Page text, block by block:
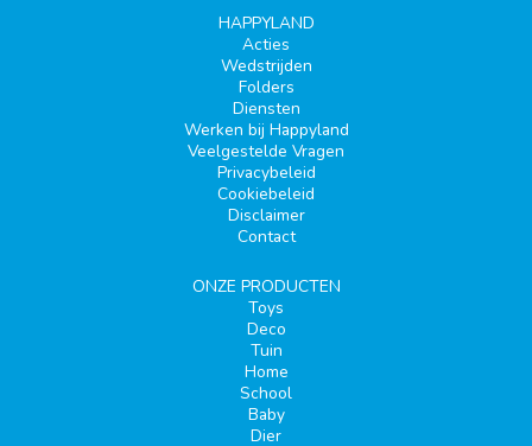
HAPPYLAND
Acties
Wedstrijden
Folders
Diensten
Werken bij Happyland
Veelgestelde Vragen
Privacybeleid
Cookiebeleid
Disclaimer
Contact
ONZE PRODUCTEN
Toys
Deco
Tuin
Home
School
Baby
Dier